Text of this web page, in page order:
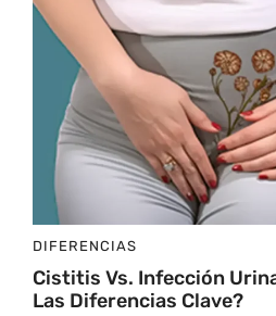
DIFERENCIAS
Cistitis Vs. Infección
Las Diferencias Clave?